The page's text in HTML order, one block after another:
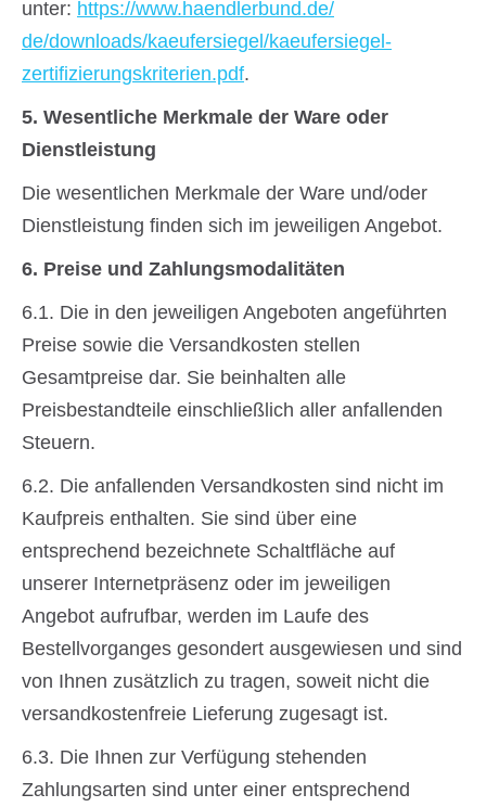
unter: https://www.haendlerbund.de/
de/downloads/kaeufersiegel/kaeufersiegel-
zertifizierungskriterien.pdf.
5. Wesentliche Merkmale der Ware oder
Dienstleistung
Die wesentlichen Merkmale der Ware und/oder
Dienstleistung finden sich im jeweiligen Angebot.
6. Preise und Zahlungsmodalitäten
6.1. Die in den jeweiligen Angeboten angeführten
Preise sowie die Versandkosten stellen
Gesamtpreise dar. Sie beinhalten alle
Preisbestandteile einschließlich aller anfallenden
Steuern.
6.2. Die anfallenden Versandkosten sind nicht im
Kaufpreis enthalten. Sie sind über eine
entsprechend bezeichnete Schaltfläche auf
unserer Internetpräsenz oder im jeweiligen
Angebot aufrufbar, werden im Laufe des
Bestellvorganges gesondert ausgewiesen und sind
von Ihnen zusätzlich zu tragen, soweit nicht die
versandkostenfreie Lieferung zugesagt ist.
6.3. Die Ihnen zur Verfügung stehenden
Zahlungsarten sind unter einer entsprechend